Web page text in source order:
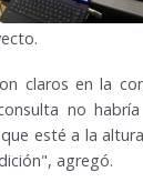
claros en la
no
esté a la
agregó.